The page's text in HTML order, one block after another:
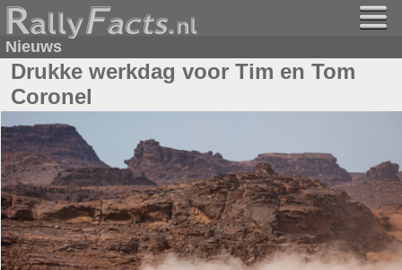
Nieuws
Drukke werkdag voor Tim en Tom
Coronel